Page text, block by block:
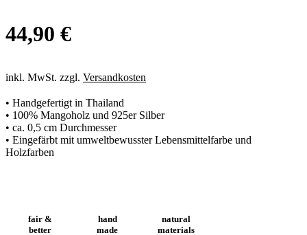
44,90 €
inkl. MwSt. zzgl. Versandkosten
• Handgefertigt in Thailand
• 100% Mangoholz und 925er Silber
• ca. 0,5 cm Durchmesser
• Eingefärbt mit umweltbewusster Lebensmittelfarbe und
Holzfarben
fair &
better
hand
made
natural
materials